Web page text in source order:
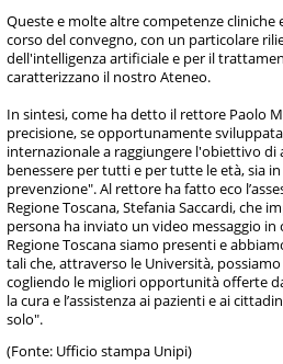
Queste e molte altre competenze cliniche
corso del convegno, con un particolare
dell'intelligenza artificiale e per il
caratterizzano il nostro Ateneo.
In sintesi, come ha detto il rettore Paolo
precisione, se opportunamente
internazionale a raggiungere l'obiettivo di
benessere per tutti e per tutte le età, sia
prevenzione". Al rettore ha fatto eco
Regione Toscana, Stefania Saccardi, che
persona ha inviato un video messaggio in
Regione Toscana siamo presenti e
tali che, attraverso le Università, possiamo
cogliendo le migliori opportunità offerte
la cura e l’assistenza ai pazienti e ai
solo".
(Fonte: Ufficio stampa Unipi)